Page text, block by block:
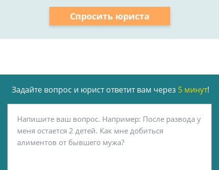
Спросить юриста
Задайте вопрос и юрист ответит вам через 5 минут!